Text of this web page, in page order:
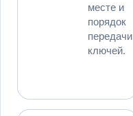
месте и
порядок
передачи
ключей.